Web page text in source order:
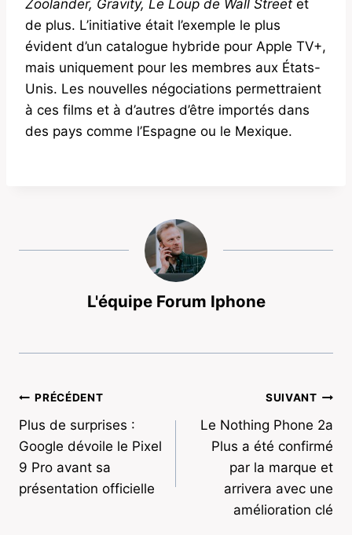
Zoolander, Gravity, Le Loup de Wall Street et
de plus. L’initiative était l’exemple le plus
évident d’un catalogue hybride pour Apple TV+,
mais uniquement pour les membres aux États-
Unis. Les nouvelles négociations permettraient
à ces films et à d’autres d’être importés dans
des pays comme l’Espagne ou le Mexique.
L'équipe Forum Iphone
Navigation
de
l’article
PRÉCÉDENT
Plus de surprises :
Google dévoile le Pixel
9 Pro avant sa
présentation officielle
SUIVANT
Le Nothing Phone 2a
Plus a été confirmé
par la marque et
arrivera avec une
amélioration clé